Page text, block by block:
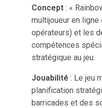
Concept: «
multijoueur en
opérateurs) et les
compétences
stratégique au jeu.
Jouabilité : Le jeu
planification
barricades et des